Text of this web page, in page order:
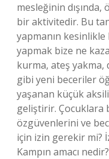
mesleğinin dışında,
bir aktivitedir. Bu
yapmanın kesinlikle
yapmak bize ne
kurma, ateş yakma,
gibi yeni beceriler
yaşanan küçük
geliştirir. Çocuklara
özgüvenlerini ve
için izin gerekir mi?
Kampın amacı